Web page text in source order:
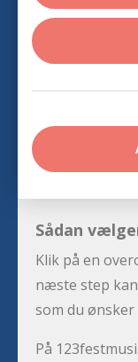
Sådan
Klik på en
næste step
som du
På